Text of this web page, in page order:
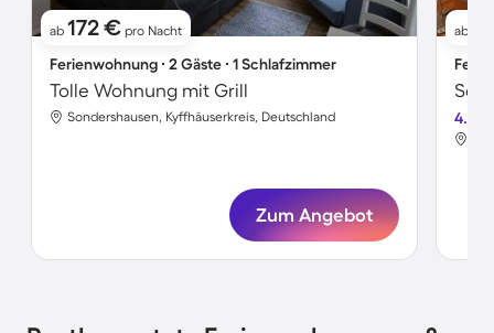
ab 172 € pro Nacht
Ferienwohnung ∙ 2 Gäste ∙ 1 Schlafzimmer
Tolle Wohnung mit Grill
Sondershausen, Kyffhäuserkreis, Deutschland
Zum Angebot
ab
4.8